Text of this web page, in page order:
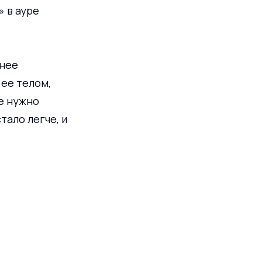
в ауре
телом,
нужно
легче, и